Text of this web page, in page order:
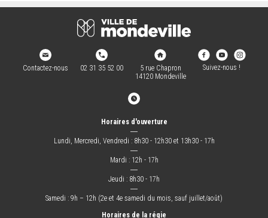
Contactez-nous 02 31 35 52 00
5 rue Chapron
14120 Mondeville
Suivez-nous !
Horaires d'ouverture
―
Lundi, Mercredi, Vendredi : 8h30 - 12h30 et 13h30 - 17h
―
Mardi : 12h - 17h
―
Jeudi : 8h30 - 17h
―
Samedi : 9h – 12h (2e et 4e samedi du mois, sauf juillet/août)
Horaires de la régie